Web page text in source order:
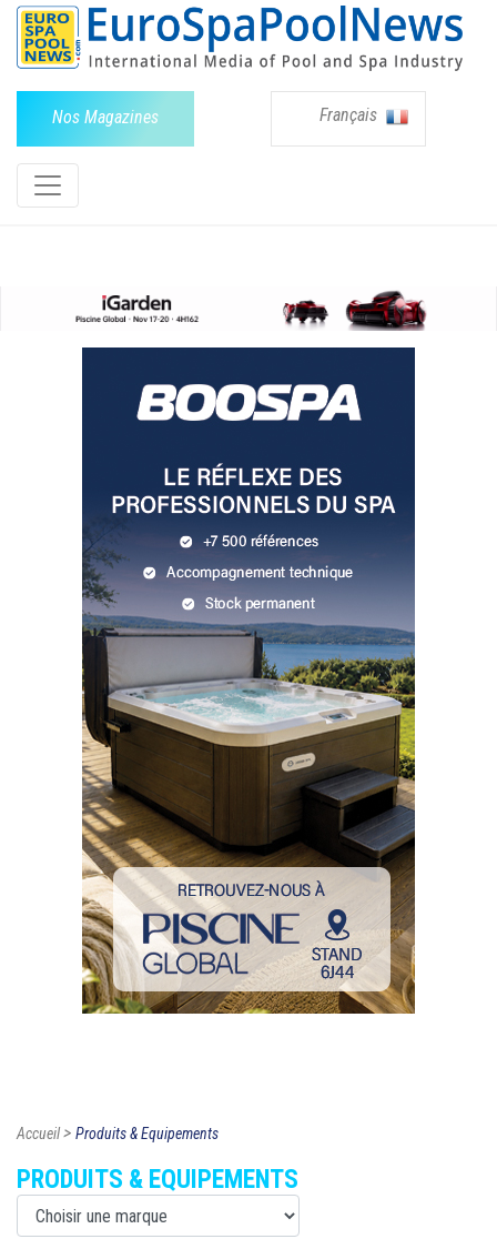
Nos Magazines Français
Accueil> Produits & Equipements
PRODUITS & EQUIPEMENTS